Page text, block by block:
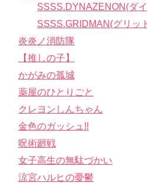
SSSS.DYNAZENON(ダ
SSSS.GRIDMAN(グリッ
炎炎ノ消防隊
【推しの子】
かがみの孤城
薬屋のひとりごと
クレヨンしんちゃん
金色のガッシュ!!
呪術廻戦
女子高生の無駄づかい
涼宮ハルヒの憂鬱